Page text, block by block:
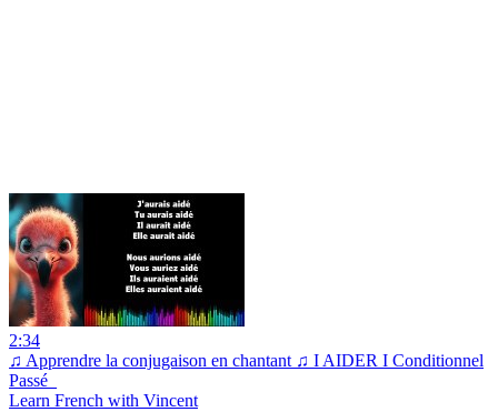
2:34
♫ Apprendre la conjugaison en chantant ♫ I AIDER I Conditionnel
Passé_
Learn French with Vincent